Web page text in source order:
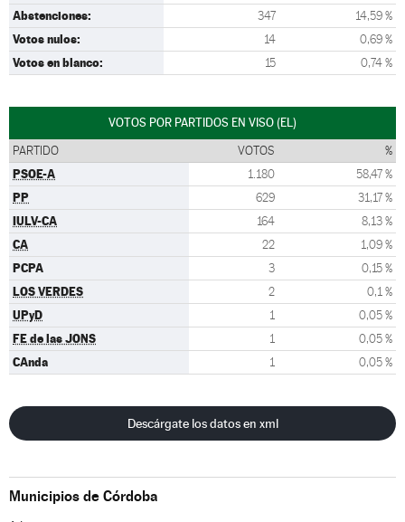
Abstenciones: 347 14,59 %
Votos nulos: 14 0,69 %
Votos en blanco: 15 0,74 %
VOTOS POR PARTIDOS EN VISO (EL)
PARTIDO VOTOS %
PSOE-A 1.180 58,47 %
PP 629 31,17 %
IULV-CA 164 8,13 %
CA 22 1,09 %
PCPA 3 0,15 %
LOS VERDES 2 0,1 %
UPyD 1 0,05 %
FE de las JONS 1 0,05 %
CAnda 1 0,05 %
Descárgate los datos en xml
Municipios de Córdoba